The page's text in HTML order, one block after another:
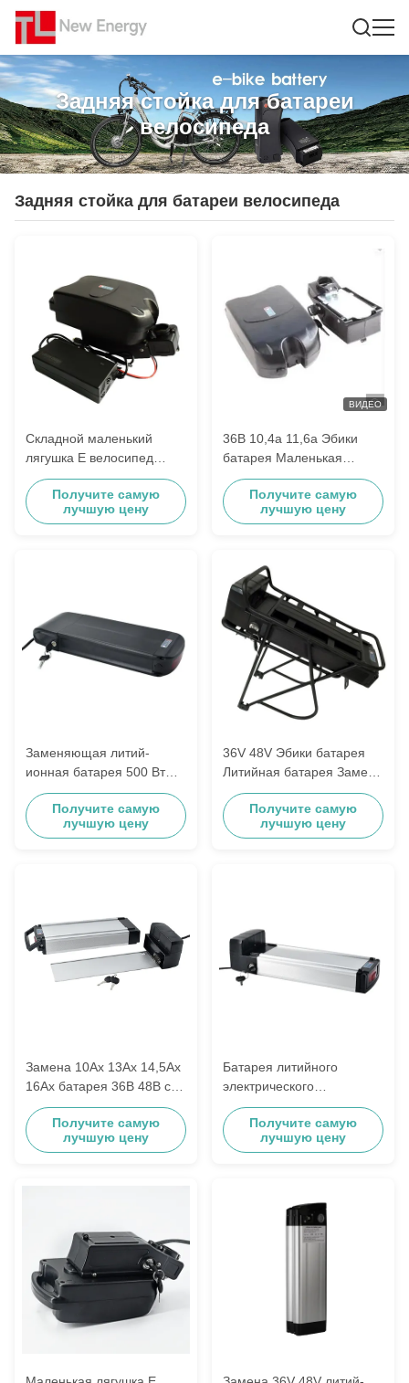
Задняя стойка для батареи
велосипеда
Задняя стойка для батареи велосипеда
Складной маленький
лягушка E велосипед
аккумулятор 36V 10Ah
11.6Ah Для 250W
скутерэлектрический
Получите самую
лучшую цену
ВИДЕО
36В 10,4а 11,6а Эбики
батарея Маленькая
лягушка стиль 18650
Электрический элемент
для тотема Викинг
Получите самую
лучшую цену
Заменяющая литий-
ионная батарея 500 Вт
для велосипеда 36 Вт
10,4 Ач 11,6 Ач 12,8 Ач
для гаитянского
Получите самую
лучшую цену
36V 48V Эбики батарея
Литийная батарея Замена
E-GO Wondervelo Hapex
10Ah 11,6Ah 13Ah
Получите самую
лучшую цену
Замена 10Ах 13Ах 14,5Ах
16Ах батарея 36В 48В с
18650 литий-ионным
перезаряжаемым
элементом
Получите самую
лучшую цену
Батарея литийного
электрического
велосипеда 48 В 10,4 Ач
11,6 Ач 13 Ач Wondervelo
Hapex
Получите самую
лучшую цену